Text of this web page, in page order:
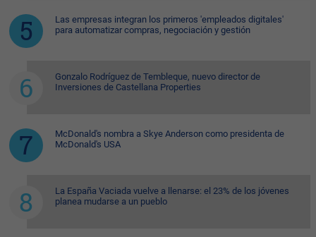
Las empresas integran los primeros 'empleados digitales'
para automatizar compras, negociación y gestión
Gonzalo Rodríguez de Tembleque, nuevo director de
Inversiones de Castellana Properties
McDonald's nombra a Skye Anderson como presidenta de
McDonald's USA
La España Vaciada vuelve a llenarse: el 23% de los jóvenes
planea mudarse a un pueblo